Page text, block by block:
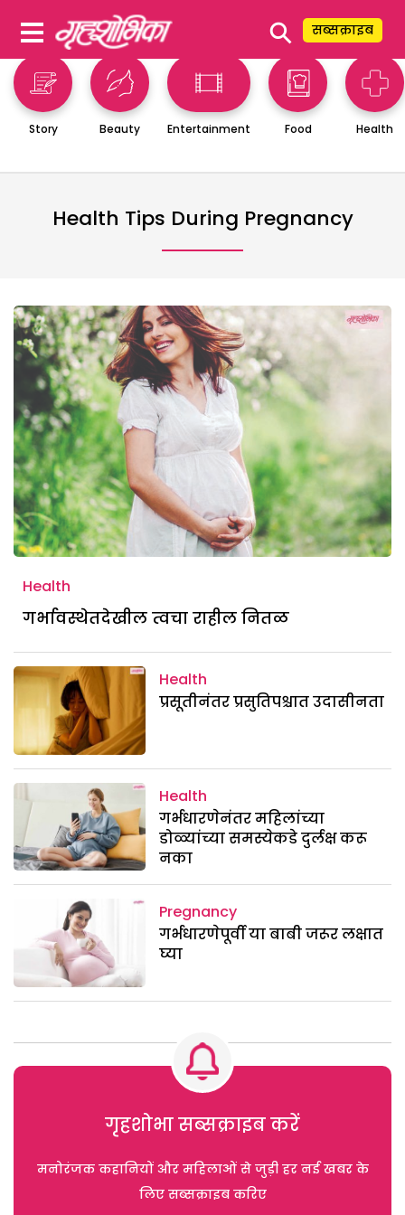
⚲ सब्सक्राइब
Story Beauty Entertainment Food Health
Health Tips During Pregnancy
Health
गर्भावस्थेतदेखील त्वचा राहील नितळ
Health
प्रसूतीनंतर प्रसुतिपश्चात उदासीनता
Health
गर्भधारणेनंतर महिलांच्या
डोळ्यांच्या समस्येकडे दुर्लक्ष करू
नका
Pregnancy
गर्भधारणेपूर्वी या बाबी जरूर लक्षात
घ्या
गृहशोभा सब्सक्राइब करें
मनोरंजक कहानियों और महिलाओं से जुड़ी हर नई खबर के
लिए सब्सक्राइब करिए